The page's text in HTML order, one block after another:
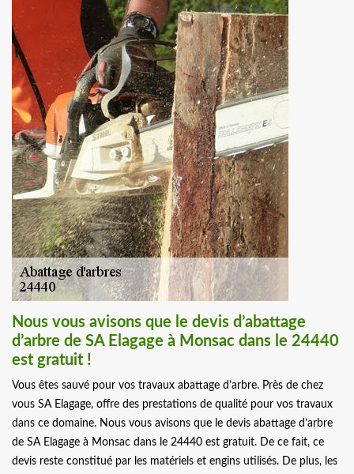
Nous vous avisons que le devis d’abattage
d’arbre de SA Elagage à Monsac dans le 24440
est gratuit !
Vous êtes sauvé pour vos travaux abattage d’arbre. Près de chez
vous SA Elagage, offre des prestations de qualité pour vos travaux
dans ce domaine. Nous vous avisons que le devis abattage d’arbre
de SA Elagage à Monsac dans le 24440 est gratuit. De ce fait, ce
devis reste constitué par les matériels et engins utilisés. De plus, les